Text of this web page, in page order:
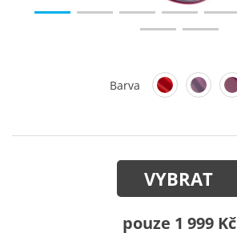
Barva
VYBRAT
pouze 1 999 Kč